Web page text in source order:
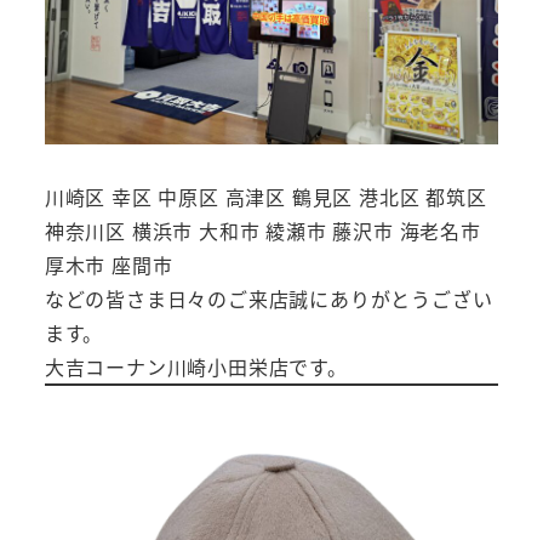
川崎区 幸区 中原区 高津区 鶴見区 港北区 都筑区
神奈川区 横浜市 大和市 綾瀬市 藤沢市 海老名市
厚木市 座間市
などの皆さま日々のご来店誠にありがとうござい
ます。
大吉コーナン川崎小田栄店です。